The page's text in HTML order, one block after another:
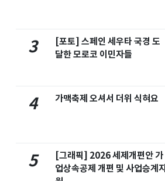
3
[포토] 스페인 세우타 국경 도
달한 모로코 이민자들
4 가맥축제 오셔서 더위 식혀요
5
[그래픽] 2026 세제개편안 가
업상속공제 개편 및 사업승계지